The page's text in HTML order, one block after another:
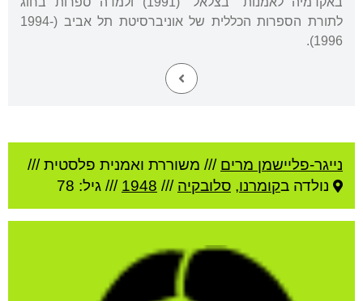
לתורת הספרות הכללית של אוניברסיטת תל אביב (1994-
1996).
נייגר-פליישמן מרים /// משוררת ואמנית פלסטית ///
נולדה בקומרנו, סלובקיה ///
1948 /// גיל: 78